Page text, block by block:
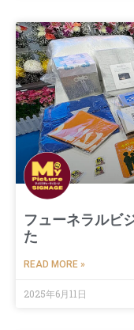
フューネラルビ
た
READ MORE »
2025年6月11日